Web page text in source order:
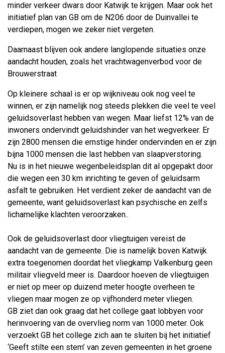
minder verkeer dwars door Katwijk te krijgen. Maar ook het
initiatief plan van GB om de N206 door de Duinvallei te
verdiepen, mogen we zeker niet vergeten.
Daarnaast blijven ook andere langlopende situaties onze
aandacht houden, zoals het vrachtwagenverbod voor de
Brouwerstraat
Op kleinere schaal is er op wijkniveau ook nog veel te
winnen, er zijn namelijk nog steeds plekken die veel te veel
geluidsoverlast hebben van wegen. Maar liefst 12% van de
inwoners ondervindt geluidshinder van het wegverkeer. Er
zijn 2800 mensen die ernstige hinder ondervinden en er zijn
bijna 1000 mensen die last hebben van slaapverstoring.
Nu is in het nieuwe wegenbeleidsplan dit al opgepakt door
die wegen een 30 km inrichting te geven of geluidsarm
asfalt te gebruiken. Het verdient zeker de aandacht van de
gemeente, want geluidsoverlast kan psychische en zelfs
lichamelijke klachten veroorzaken..
Ook de geluidsoverlast door vliegtuigen vereist de
aandacht van de gemeente. Die is namelijk boven Katwijk
extra toegenomen doordat het vliegkamp Valkenburg geen
militair vliegveld meer is. Daardoor hoeven de vliegtuigen
er niet op meer op duizend meter hoogte overheen te
vliegen maar mogen ze op vijfhonderd meter vliegen.
GB ziet dan ook graag dat het college gaat lobbyen voor
herinvoering van de overvlieg norm van 1000 meter. Ook
verzoekt GB het college zich aan te sluiten bij het initiatief
‘Geeft stilte een stem’ van zeven gemeenten in het groene